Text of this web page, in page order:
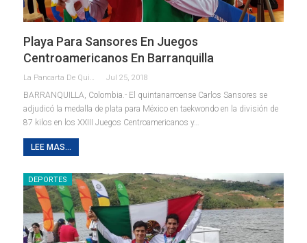
Playa Para Sansores En Juegos
Centroamericanos En Barranquilla
La Pancarta De Quintana Roo Jul 25, 2018
BARRANQUILLA, Colombia.- El quintanarroense Carlos Sansores se
adjudicó la medalla de plata para México en taekwondo en la división de
87 kilos en los XXIII Juegos Centroamericanos y…
LEE MAS...
DEPORTES